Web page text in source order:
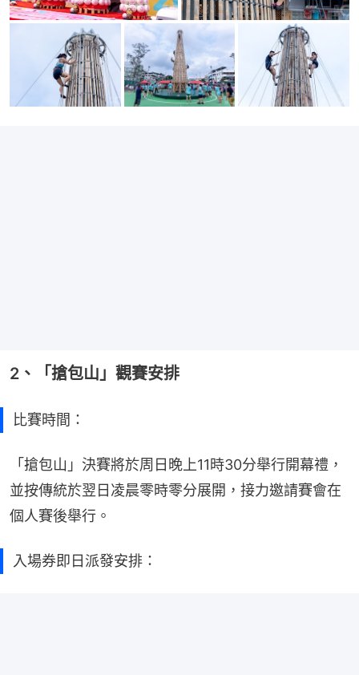
2、「搶包山」觀賽安排
比賽時間：
「搶包山」決賽將於周日晚上11時30分舉行開幕禮，
並按傳統於翌日凌晨零時零分展開，接力邀請賽會在
個人賽後舉行。
入場券即日派發安排：